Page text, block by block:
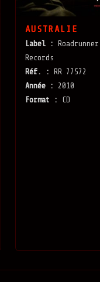
AUSTRALIE
Label : Roadrunner
Records
Réf. : RR 77572
Année : 2010
Format : CD